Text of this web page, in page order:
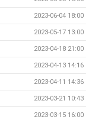
2023-06-04 18:00
2023-05-17 13:00
2023-04-18 21:00
2023-04-13 14:16
2023-04-11 14:36
2023-03-21 10:43
2023-03-15 16:00